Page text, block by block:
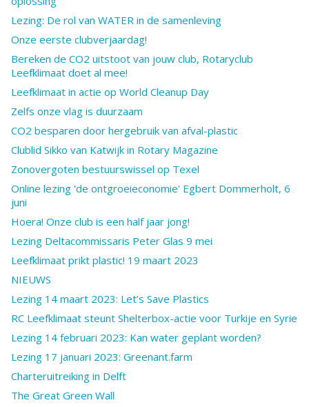
Lezing: De rol van WATER in de samenleving
Onze eerste clubverjaardag!
Bereken de CO2 uitstoot van jouw club, Rotaryclub
Leefklimaat doet al mee!
Leefklimaat in actie op World Cleanup Day
Zelfs onze vlag is duurzaam
CO2 besparen door hergebruik van afval-plastic​
Clublid Sikko van Katwijk in Rotary Magazine
Zonovergoten bestuurswissel op Texel
Online lezing 'de ontgroeieconomie' Egbert Dommerholt, 6
juni
Hoera! Onze club is een half jaar jong!
Lezing Deltacommissaris Peter Glas 9 mei
Leefklimaat prikt plastic! 19 maart 2023
NIEUWS
Lezing 14 maart 2023: Let’s Save Plastics
RC Leefklimaat steunt Shelterbox-actie voor Turkije en Syrie
Lezing 14 februari 2023: Kan water geplant worden?
Lezing 17 januari 2023: Greenant.farm
Charteruitreiking in Delft
The Great Green Wall